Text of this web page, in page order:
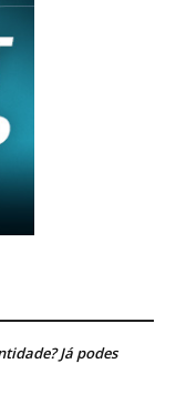
Já podes